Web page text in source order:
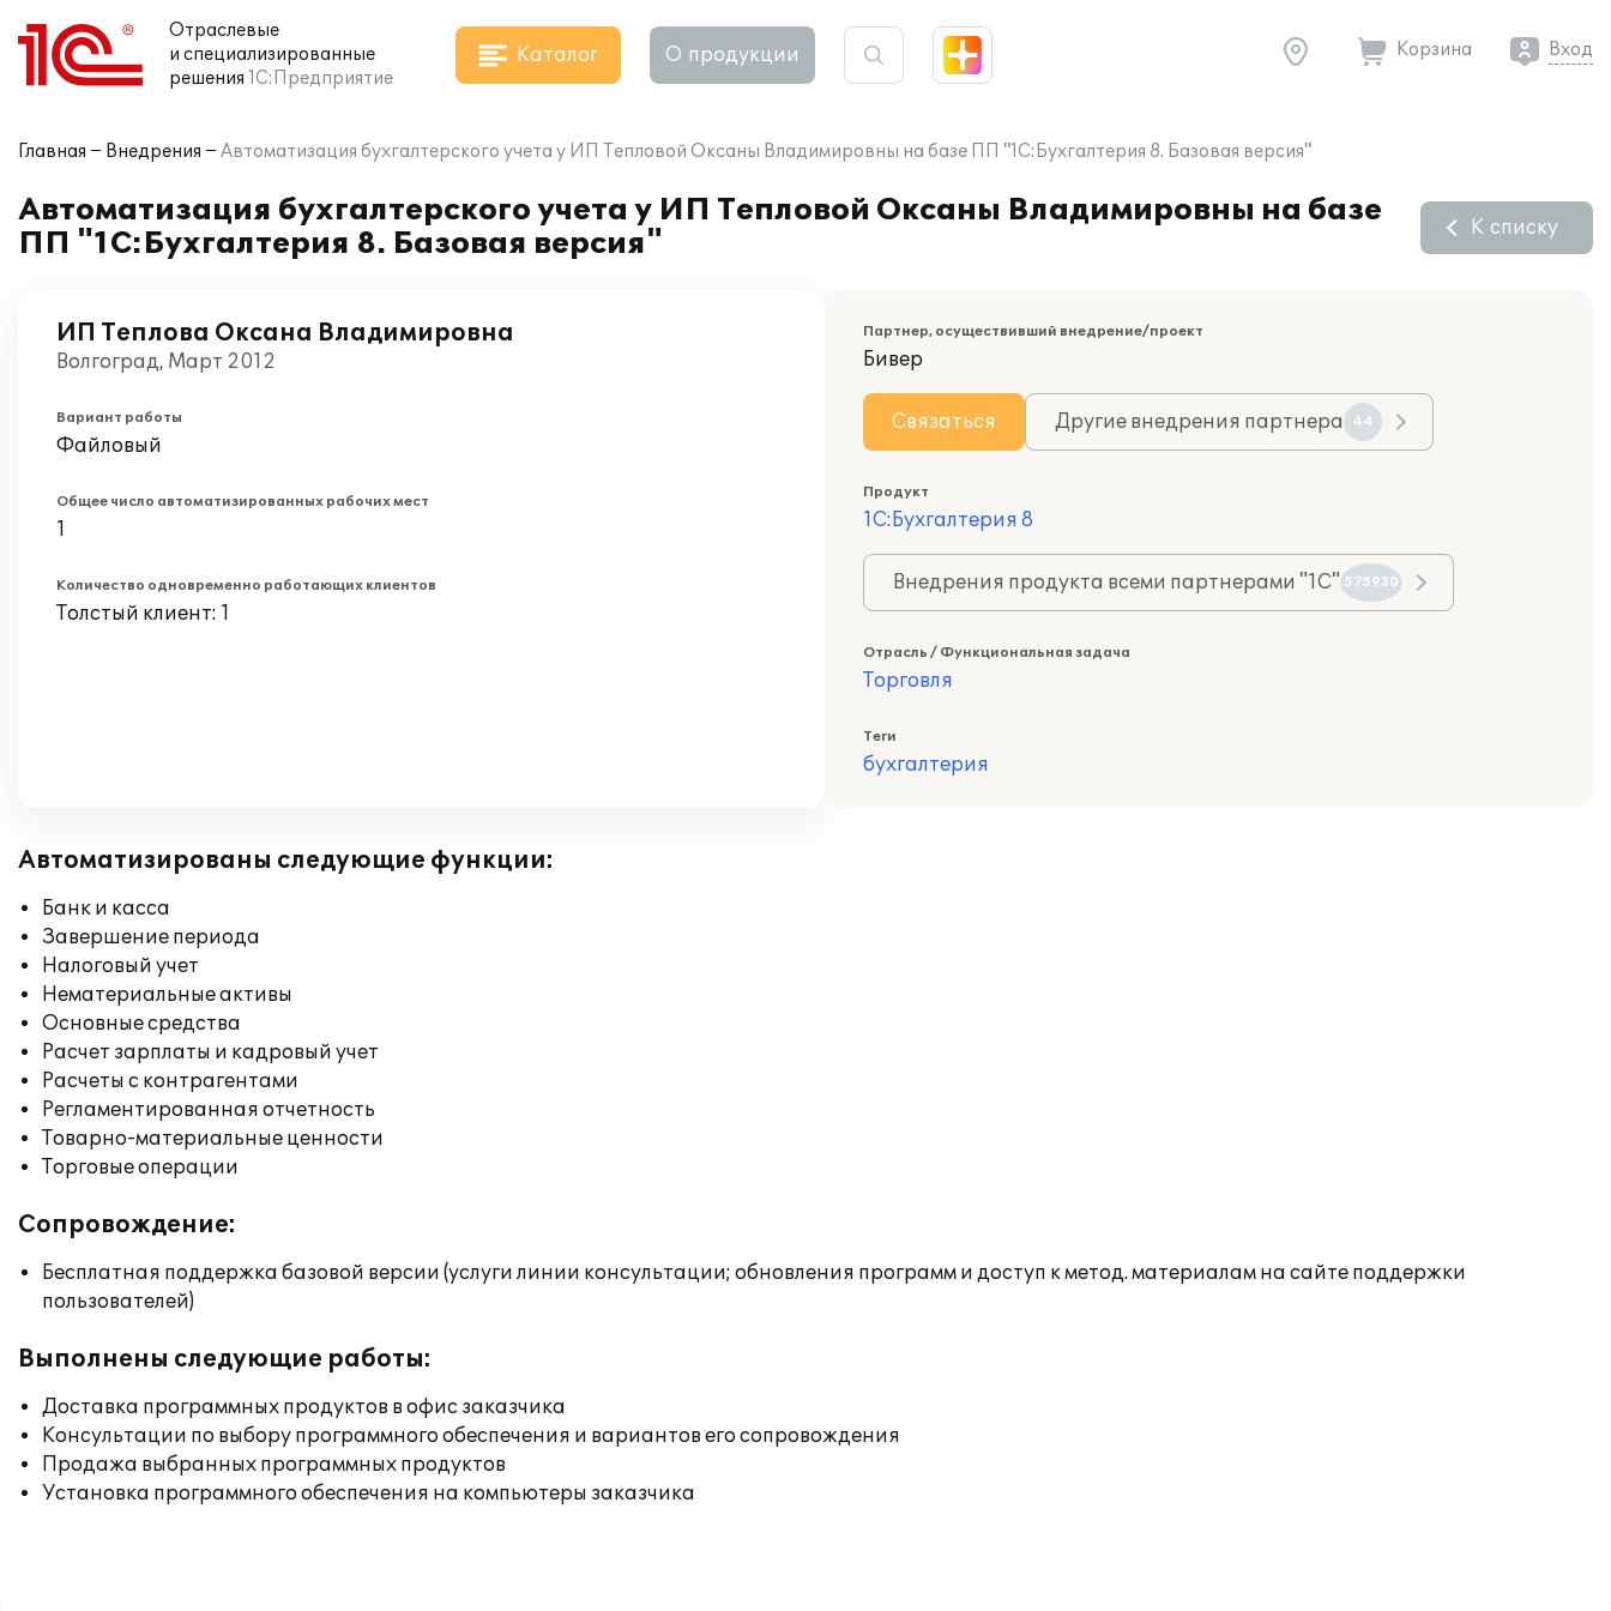
Отраслевые
и специализированные
решения 1С:Предприятие
Каталог О продукции Корзина Вход
Главная Внедрения Автоматизация бухгалтерского учета у ИП Тепловой Оксаны Владимировны на базе ПП "1С:Бухгалтерия 8. Базовая версия"
Автоматизация бухгалтерского учета у ИП Тепловой Оксаны Владимировны на базе
ПП "1С:Бухгалтерия 8. Базовая версия"
К списку
ИП Теплова Оксана Владимировна
Волгоград, Март 2012
Вариант работы
Файловый
Общее число автоматизированных рабочих мест
1
Количество одновременно работающих клиентов
Толстый клиент: 1
Партнер, осуществивший внедрение/проект
Бивер
Связаться Другие внедрения партнера 44
Продукт
1С:Бухгалтерия 8
Внедрения продукта всеми партнерами "1С" 575930
Отрасль / Функциональная задача
Торговля
Теги
бухгалтерия
Автоматизированы следующие функции:
Банк и касса
Завершение периода
Налоговый учет
Нематериальные активы
Основные средства
Расчет зарплаты и кадровый учет
Расчеты с контрагентами
Регламентированная отчетность
Товарно-материальные ценности
Торговые операции
Сопровождение:
Бесплатная поддержка базовой версии (услуги линии консультации; обновления программ и доступ к метод. материалам на сайте поддержки
пользователей)
Выполнены следующие работы:
Доставка программных продуктов в офис заказчика
Консультации по выбору программного обеспечения и вариантов его сопровождения
Продажа выбранных программных продуктов
Установка программного обеспечения на компьютеры заказчика